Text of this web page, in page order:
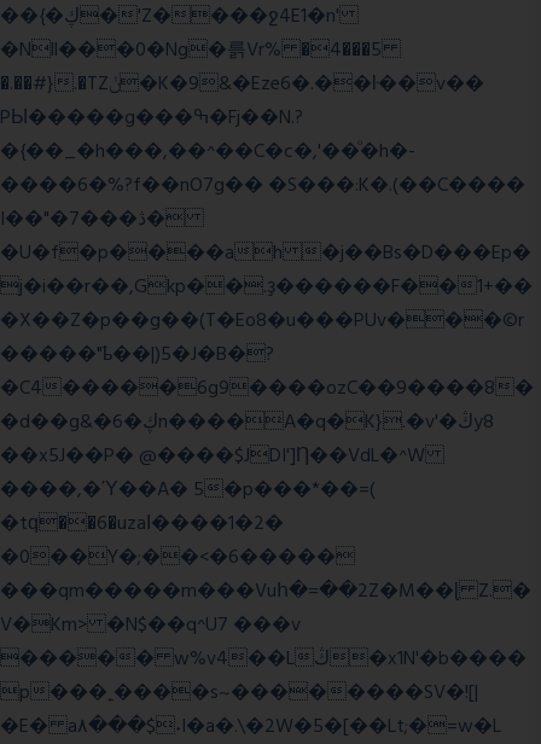
��{�ڮ�'Z����ջ4E1�n'
�Nll���0�Ng�륽Vr% �4���5
�.��#}.�TZݩ�K�9&�Eze6�.��ŀ��v��
PЫ�����g���ߒ�Fj��N.?
�{��_�h���,��^��C�c�,'��ͦ�h�-
����6�%?f��nO7 g�� �S���:K�.(��C����
I��"�7 ���ڎ�
�U�f�p����ah �j��Bs�D���Ep�
j�i��r��,Gkp��.ҙ������F��1+��
�X��Z�p��g��(T�Eo8�u���PUv���©r
�����"ҍ��|)5�J�B�?
�C4�����6g9����ozC��9����8�
�d��g&�6�ڮn����A�q�K}.�v'�ڭy8
��x5J��P� @����$JDI']Ƞ��VdL�^W
����,�Ύ��A� 5�p���*��=(
�tԛ��6�uzaІ����1�2�
�0��Y�;��<�6�����
���qm�����m���Vuհ�=��2Z�M��ɭ Z.�
V�Km> �N$��q^U7 ���v
����� w%v4��Lڭ�x1N'�b����
p���˿����s~��������SV�![|
�E� a٨���$˖I�a�.\�2W�5�[��Lt;�=w�L